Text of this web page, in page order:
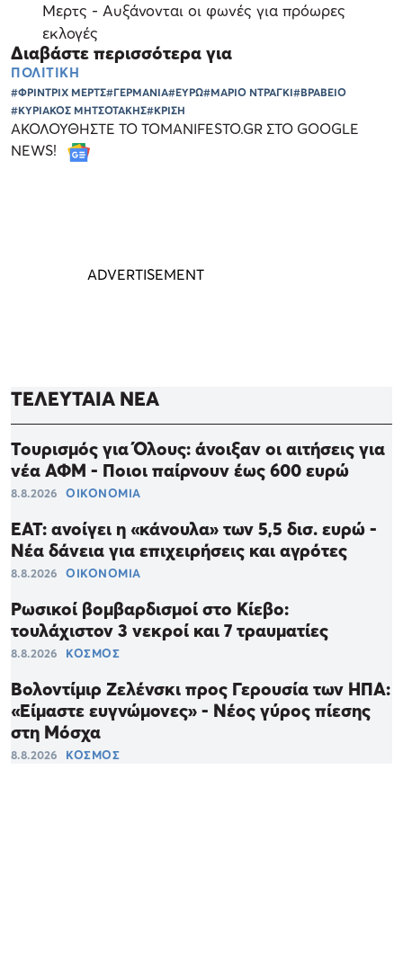
Μερτς - Αυξάνονται οι φωνές για πρόωρες
εκλογές
Διαβάστε περισσότερα για
ΠΟΛΙΤΙΚΗ
#ΦΡΙΝΤΡΙΧ ΜΕΡΤΣ#ΓΕΡΜΑΝΙΑ#ΕΥΡΩ#ΜΑΡΙΟ ΝΤΡΑΓΚΙ#ΒΡΑΒΕΙΟ
#ΚΥΡΙΑΚΟΣ ΜΗΤΣΟΤΑΚΗΣ#ΚΡΙΣΗ
ΑΚΟΛΟΥΘΗΣΤΕ ΤΟ TOMANIFESTO.GR ΣΤΟ GOOGLE
NEWS!
ΤΕΛΕΥΤΑΙΑ ΝΕΑ
Τουρισμός για Όλους: άνοιξαν οι αιτήσεις για
νέα ΑΦΜ - Ποιοι παίρνουν έως 600 ευρώ
8.8.2026 ΟΙΚΟΝΟΜΙΑ
ΕΑΤ: ανοίγει η «κάνουλα» των 5,5 δισ. ευρώ -
Νέα δάνεια για επιχειρήσεις και αγρότες
8.8.2026 ΟΙΚΟΝΟΜΙΑ
Ρωσικοί βομβαρδισμοί στο Κίεβο:
τουλάχιστον 3 νεκροί και 7 τραυματίες
8.8.2026 ΚΟΣΜΟΣ
Βολοντίμιρ Ζελένσκι προς Γερουσία των ΗΠΑ:
«Είμαστε ευγνώμονες» - Νέος γύρος πίεσης
στη Μόσχα
8.8.2026 ΚΟΣΜΟΣ